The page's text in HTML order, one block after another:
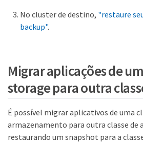
No cluster de destino, "restaure
backup".
Migrar aplicações de
storage para outra
É possível migrar aplicativos de uma
armazenamento para outra classe de
restaurando um snapshot para a